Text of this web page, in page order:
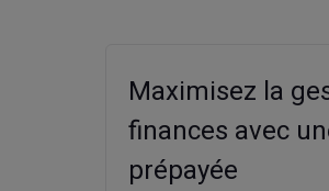
Maximisez la
finances avec
prépayée